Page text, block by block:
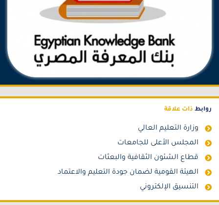
روابط ذات علاقة
وزارة التعليم العالي
المجلس الأعلى للجامعات
قطاع الشئون الثقافية والبعثات
الهيئة القومية لضمان جودة التعليم والاعتماد
التنسيق الإلكتروني